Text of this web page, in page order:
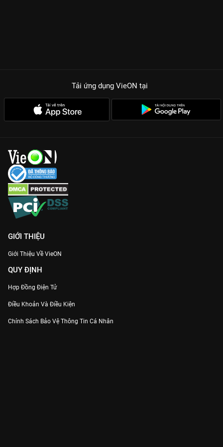
Tải ứng dụng VieON tại
GIỚI THIỆU
Giới Thiệu Về VieON
QUY ĐỊNH
Hợp Đồng Điện Tử
Điều Khoản Và Điều Kiện
Chính Sách Bảo Vệ Thông Tin Cá Nhân